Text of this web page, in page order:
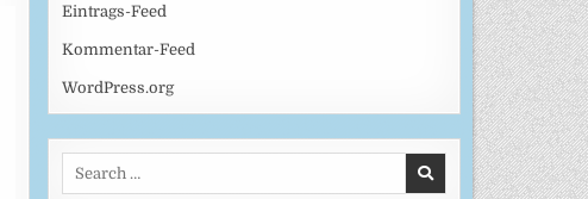
Eintrags-Feed
Kommentar-Feed
WordPress.org